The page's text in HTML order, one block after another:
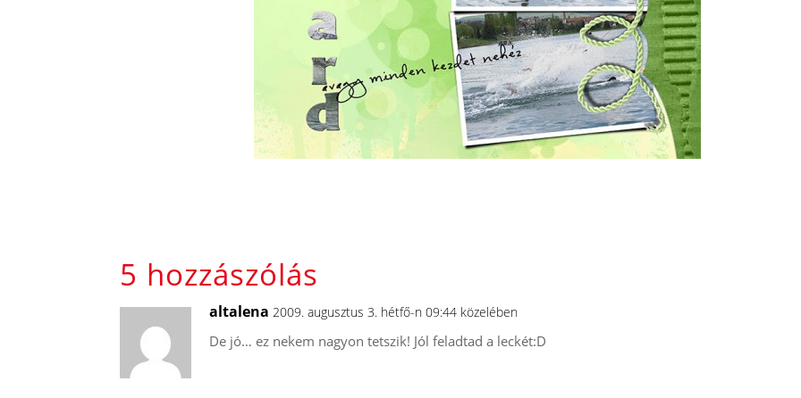
5 hozzászólás
altalena 2009. augusztus 3. hétfő-n 09:44 közelében
De jó… ez nekem nagyon tetszik! Jól feladtad a leckét:D